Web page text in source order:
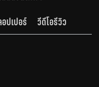
ปเปอร์ วีดีโอรีวิว